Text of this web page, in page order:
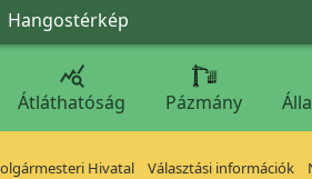
Hangostérkép

Átláthatóság Pázmány
Hivatal Választási információk